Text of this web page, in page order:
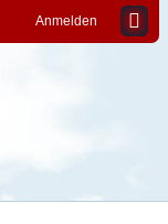
Anmelden